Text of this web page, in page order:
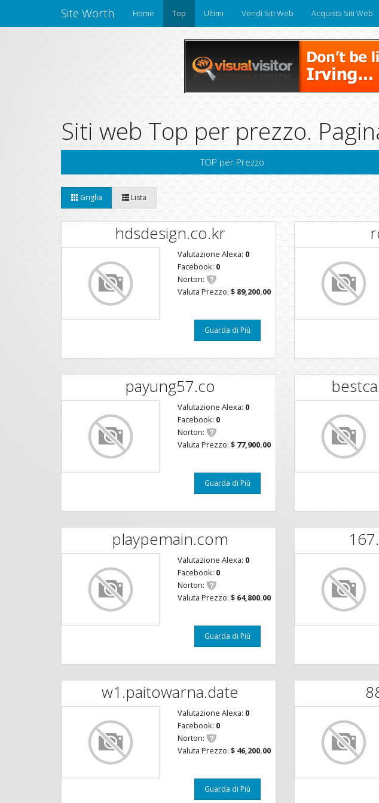
Site Worth Home Top Ultimi Vendi Siti Web Acquista Siti Web
Siti web Top per prezzo.
TOP per Prezzo
Griglia Lista
hdsdesign.co.kr
Valutazione Alexa: 0
Facebook: 0
Norton:
Valuta Prezzo: $ 89,200.00
Guarda di Più
payung57.co
Valutazione Alexa: 0
Facebook: 0
Norton:
Valuta Prezzo: $ 77,900.00
Guarda di Più
playpemain.com
Valutazione Alexa: 0
Facebook: 0
Norton:
Valuta Prezzo: $ 64,800.00
Guarda di Più
w1.paitowarna.date
Valutazione Alexa: 0
Facebook: 0
Norton:
Valuta Prezzo: $ 46,200.00
Guarda di Più